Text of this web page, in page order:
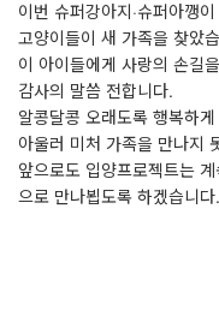
이번 슈퍼강아지·슈퍼아깽
고양이들이 새 가족을 찾았
이 아이들에게 사랑의 손길
감사의 말씀 전합니다.
알콩달콩 오래도록 행복하
아울러 미처 가족을 만나지
앞으로도 입양프로젝트는
으로 만나뵙도록 하겠습니다.